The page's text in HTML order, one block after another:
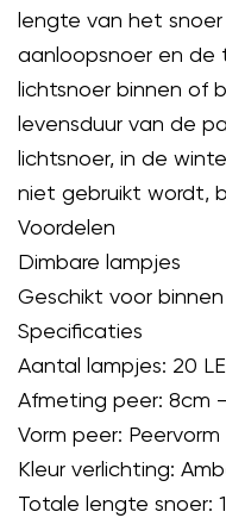
lengte van het snoer
aanloopsnoer en de
lichtsnoer binnen of
levensduur van de
lichtsnoer, in de
niet gebruikt wordt,
Voordelen
Dimbare lampjes
Geschikt voor
Specificaties
Aantal lampjes: 20
Afmeting peer: 8cm
Vorm peer: Peervorm
Kleur verlichting:
Totale lengte snoer: